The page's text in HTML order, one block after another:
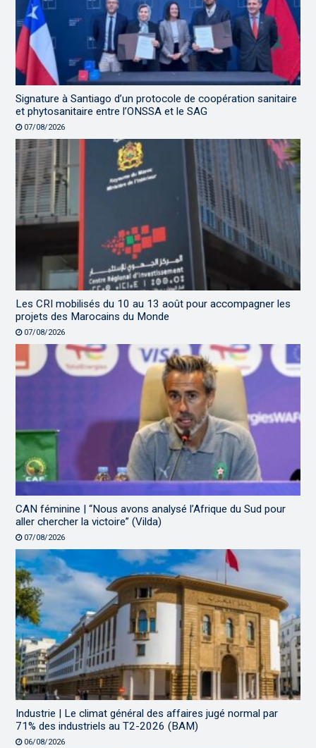
Signature à Santiago d’un protocole de coopération sanitaire
et phytosanitaire entre l’ONSSA et le SAG
07/08/2026
Les CRI mobilisés du 10 au 13 août pour accompagner les
projets des Marocains du Monde
07/08/2026
CAN féminine | “Nous avons analysé l’Afrique du Sud pour
aller chercher la victoire” (Vilda)
07/08/2026
Industrie | Le climat général des affaires jugé normal par
71% des industriels au T2-2026 (BAM)
06/08/2026